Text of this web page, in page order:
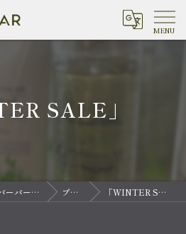
SALE」
東京都中野の理容室ならバーバーバー 中野 ブログ 「WINTER SALE」